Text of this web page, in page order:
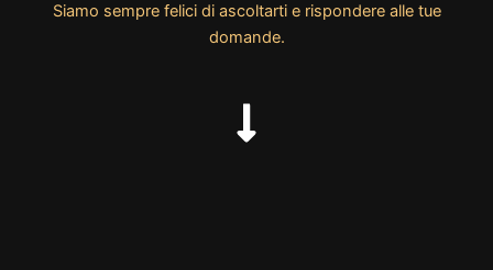
Siamo sempre felici di ascoltarti e rispondere alle tue
domande.